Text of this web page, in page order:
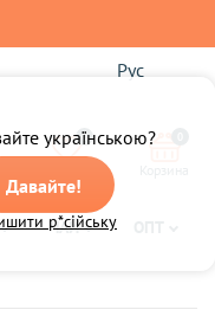
українською?
Давайте!
р*сійську
Рус
0
ЧАЙ